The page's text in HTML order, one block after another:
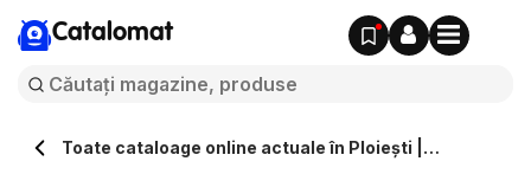
Catalomat
Toate cataloage online actuale în Ploiești |